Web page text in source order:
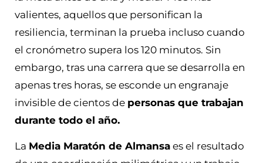
valientes, aquellos que personifican la
resiliencia, terminan la prueba incluso cuando
el cronómetro supera los 120 minutos. Sin
embargo, tras una carrera que se desarrolla en
apenas tres horas, se esconde un engranaje
invisible de cientos de personas que trabajan
durante todo el año.
La Media Maratón de Almansa es el resultado